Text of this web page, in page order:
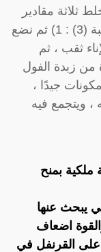
ثلاثة مقادير
من البورق مع جزء واحد من السكر بنسبة (3) : 1) ثم نضع
ثقب ، ثم
زبدة الفول
جيدًا ،
، ويتجمع فيه
بمنح
يبحث عنها
اضعاف
القرنفل في